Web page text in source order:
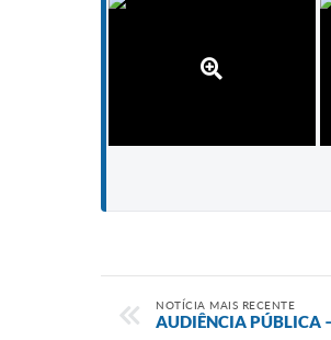
NOTÍCIA MAIS RECENTE
AUDIÊNCIA PÚBLICA